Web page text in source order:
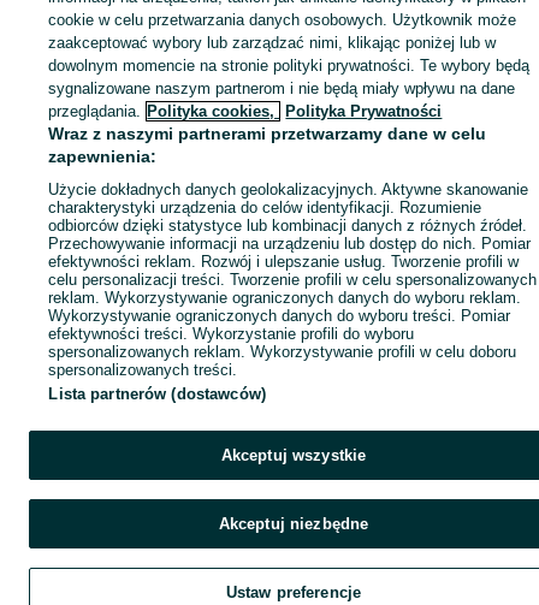
Mapa miejscowości
Mapa ministron
Popularne wyszukiwania
cookie w celu przetwarzania danych osobowych. Użytkownik może
zaakceptować wybory lub zarządzać nimi, klikając poniżej lub w
dowolnym momencie na stronie polityki prywatności. Te wybory będą
sygnalizowane naszym partnerom i nie będą miały wpływu na dane
przeglądania. Polityka cookies, Polityka Prywatności
Wraz z naszymi partnerami przetwarzamy dane w celu
zapewnienia:
Użycie dokładnych danych geolokalizacyjnych. Aktywne skanowanie
charakterystyki urządzenia do celów identyfikacji. Rozumienie
odbiorców dzięki statystyce lub kombinacji danych z różnych źródeł.
Przechowywanie informacji na urządzeniu lub dostęp do nich. Pomiar
efektywności reklam. Rozwój i ulepszanie usług. Tworzenie profili w
celu personalizacji treści. Tworzenie profili w celu spersonalizowanych
reklam. Wykorzystywanie ograniczonych danych do wyboru reklam.
Wykorzystywanie ograniczonych danych do wyboru treści. Pomiar
efektywności treści. Wykorzystanie profili do wyboru
spersonalizowanych reklam. Wykorzystywanie profili w celu doboru
spersonalizowanych treści.
Lista partnerów (dostawców)
Akceptuj wszystkie
Akceptuj niezbędne
Ustaw preferencje